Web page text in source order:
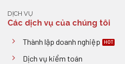
DỊCH VỤ
Các dịch vụ của chúng tôi
Thành lập doanh nghiệp
Dịch vụ kiểm toán